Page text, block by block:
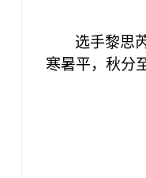
选手黎思
寒暑平，秋分